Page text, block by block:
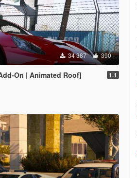
34 387 390
On | Animated Roof] 1.1